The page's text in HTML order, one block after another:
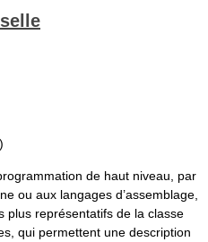
de haut niveau, par
ou aux langages d’assemblage,
plus représentatifs de la classe
qui permettent une description